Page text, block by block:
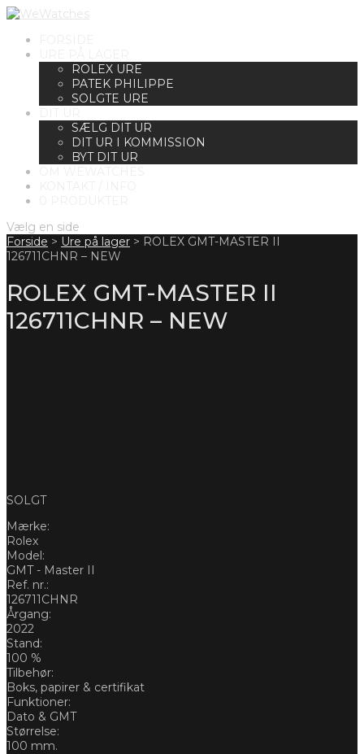
ROLEX URE
PATEK PHILIPPE
SOLGTE URE
SÆLG DIT UR
DIT UR I KOMMISSION
BYT DIT UR
Vælg en side
Forside > Ure på lager > ROLEX GMT-MASTER II
126711CHNR – NEW
ROLEX GMT-MASTER II
126711CHNR – NEW
SOLGT
Mærke:
Rolex
Model:
GMT - Master II
Ref. nr.:
126711CHNR
Årgang:
2022
Stand:
100 %
Tilbehør:
Boks, papirer & certifikat
Funktioner:
Dato & GMT
Størrelse:
100 mm.